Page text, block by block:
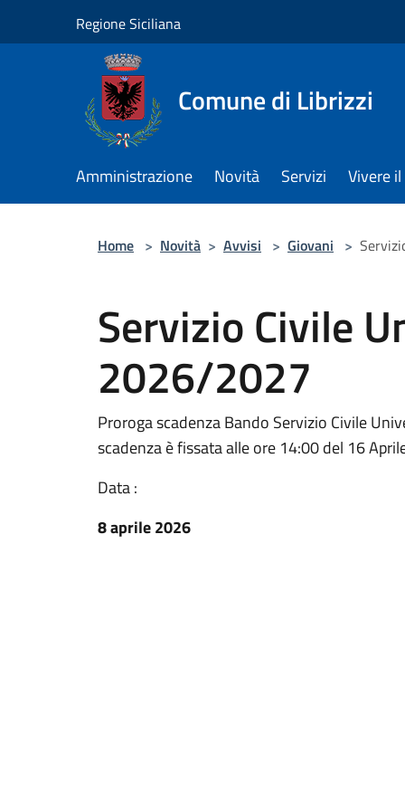
Regione Siciliana
Comune di Librizzi
Amministrazione Novità Servizi Vivere
Home > Novità > Avvisi > Giovani >
Servizio Civile
2026/2027
Proroga scadenza Bando Servizio Civile
scadenza è fissata alle ore 14:00 del 16
Data :
8 aprile 2026